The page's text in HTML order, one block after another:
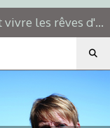
Editions à compte d'éditeur. Lire c'est vivre les rêves d'un autre.